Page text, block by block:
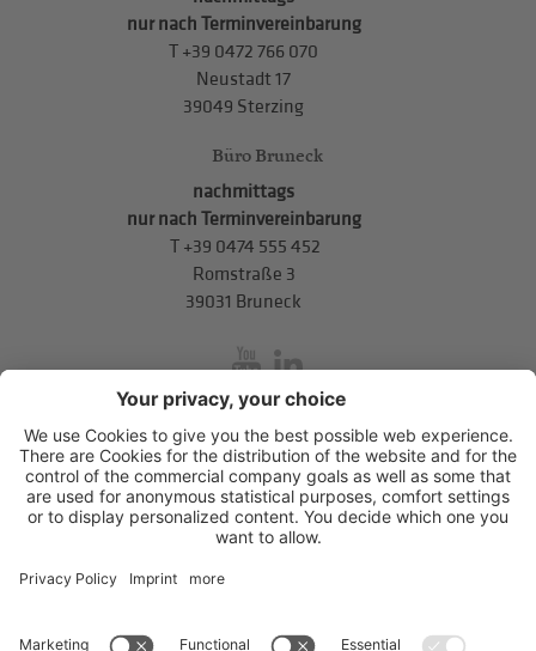
nur nach Terminvereinbarung
T +39 0472 766 070
Neustadt 17
39049 Sterzing
Büro Bruneck
nachmittags
nur nach Terminvereinbarung
T +39 0474 555 452
Romstraße 3
39031 Bruneck
inService
Mitterweg 5, Bozner Boden,I-39100Bozen.T+39 0471 310
311.info@hds-bz.it
Impressum
Datenschutzerklärung